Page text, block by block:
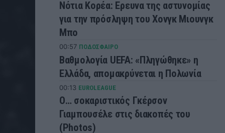
Νότια Κορέα: Ερευνα της αστυνομίας
για την πρόσληψη του Χονγκ Μιουνγκ
Μπo
00:57 ΠΟΔΟΣΦΑΙΡΟ
Βαθμολογία UEFA: «Πληγώθηκε» η
Ελλάδα, απομακρύνεται η Πολωνία
00:13 EUROLEAGUE
Ο… σοκαριστικός Γκέρσον
Γιαμπουσέλε στις διακοπές του
(Photos)